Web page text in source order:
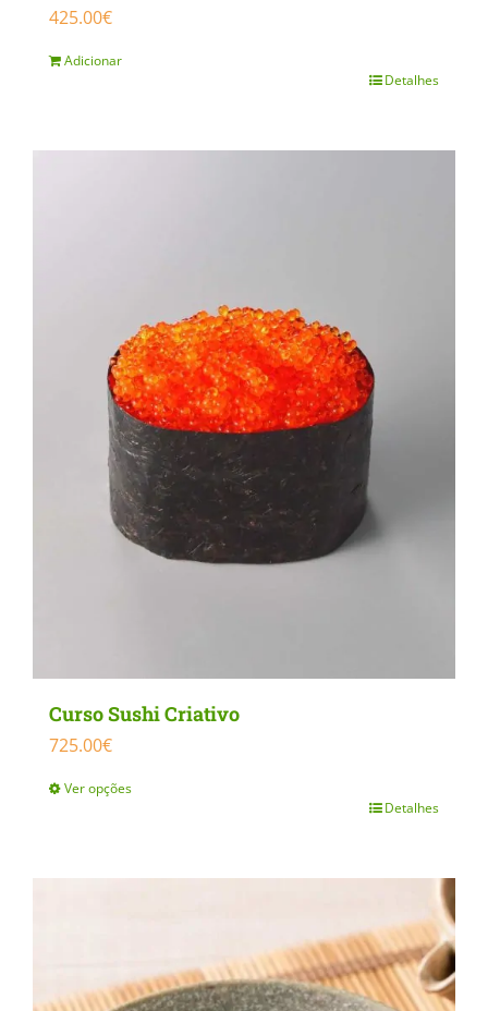
425.00€
Adicionar
Detalhes
Curso Sushi Criativo
725.00€
Ver opções
has
The
Detalhes